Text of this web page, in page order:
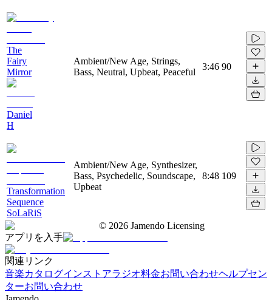
The
Fairy
Mirror
Daniel
H
Ambient/New Age, Strings,
Bass, Neutral, Upbeat, Peaceful
3:46 90
Transformation
Sequence
SoLaRiS
Ambient/New Age, Synthesizer,
Bass, Psychedelic, Soundscape,
Upbeat
8:48 109
© 2026 Jamendo Licensing
アプリを入手
関連リンク
音楽カタログインストアラジオ料金お問い合わせヘルプセン
ターお問い合わせ